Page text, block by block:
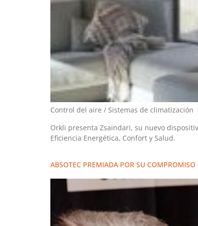
Control del aire / Sistemas de climatización
Orkli presenta Zsaindari, su nuevo
Eficiencia Energética, Confort y Salud.
ABSOTEC PREMIADA POR SU